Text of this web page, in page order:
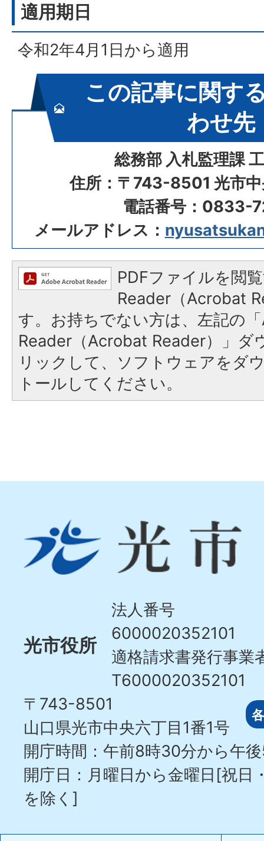
適用期日
令和2年4月1日から適用
この記事に関す
わせ先
総務部 入札監理課
住所：〒743-8501 光市中
電話番号：0833-
メールアドレス：
PDFファイルを閲
Reader（Acrobat
す。お持ちでない方は、左記の
Reader（Acrobat Reader）」ダ
リックして、ソフトウェアをダ
トールしてください。
市
Hikari
光市役所
法人番号
6000020352101
適格請求書発行事業
T6000020352101
〒743-8501
山口県光市中央六丁目1番1号
開庁時間：午前8時30分から午
開庁日：月曜日から金曜日[祝日
を除く]